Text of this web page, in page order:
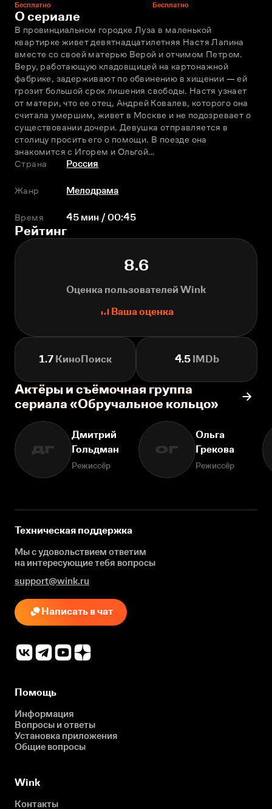
Бесплатно Бесплатно
О сериале
В провинциальном городке Луза в маленькой
квартирке живет девятнадцатилетняя Настя Лапина
вместе со своей матерью Верой и отчимом Петром.
Веру, работающую кладовщицей на картонажной
фабрике, задерживают по обвинению в хищении — ей
грозит большой срок лишения свободы. Настя узнает
от матери, что ее отец, Андрей Ковалев, которого она
считала умершим, живет в Москве и не подозревает о
существовании дочери. Девушка отправляется в
столицу просить его о помощи. В поезде она
знакомится с Игорем и Ольгой…
Страна
Россия
Жанр Мелодрама
Время 45 мин / 00:45
Рейтинг
8.6
Оценка пользователей Wink
Ваша оценка
1.7 КиноПоиск 4.5IMDb
Актёры и съёмочная группа
сериала «Обручальное кольцо»
ДГ
Дмитрий
Гольдман
Режиссёр
ОГ
Ольга
Грекова
Режиссёр
Техническая поддержка
Мы с удовольствием ответим
на интересующиетебя вопросы
support@wink.ru
Написать в чат
Помощь
Информация
Вопросы и ответы
Установка приложения
Общие вопросы
Wink
Контакты